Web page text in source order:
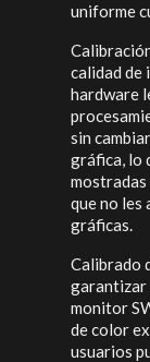
uniforme
calidad de
hardware
sin
gráfica, lo
que no les
gráficas.
Calibrado
garantizar
monitor
de color
usuarios